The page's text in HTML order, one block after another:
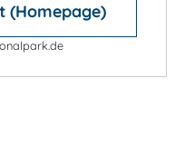
(Homepage)